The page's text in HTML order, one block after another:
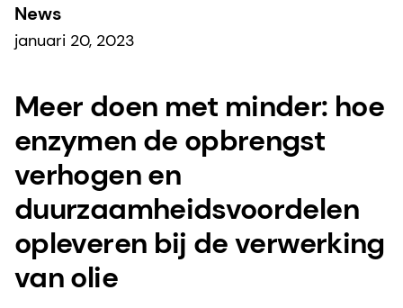
News
januari 20, 2023
Meer doen met minder: hoe
enzymen de opbrengst
verhogen en
duurzaamheidsvoordelen
opleveren bij de verwerking
van olie